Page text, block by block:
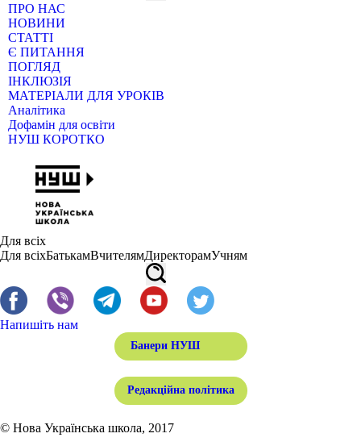
ПРО НАС
НОВИНИ
СТАТТІ
Є ПИТАННЯ
ПОГЛЯД
ІНКЛЮЗІЯ
МАТЕРІАЛИ ДЛЯ УРОКІВ
Аналітика
Дофамін для освіти
НУШ КОРОТКО
Для всіх
Для всіхБатькамВчителямДиректорамУчням
Напишіть нам
Банери НУШ
Редакційна політика
© Нова Українська школа, 2017